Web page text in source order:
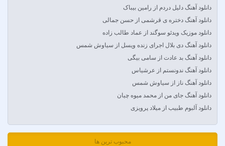
Arsha Michaels
Aşkın Nur Yengi
Avril Lavigne & Simple Plan
Ayla Çelik
Aynur Polat
Balabay Agayev
Bebe Rexha
Bengü
دانلود آهنگ دلیل دردم از رامین بیباک
دانلود آهنگ دختره ی قرشمی از حسن جمالی
دانلود موزیک ویدئو سوگند از عماد طالب زاده
دانلود آهنگ دی بلال اجرای زنده ویسل از سیاوش شمس
دانلود آهنگ بد عادت از سامی بیگی
دانلود آهنگ ندونستم از عرشیاس
دانلود آهنگ ناز از سیاوش شمس
دانلود آهنگ جای من از محمد میوه چیان
دانلود آلبوم طبیب از میلاد پرویزی
محبوب ترین ها